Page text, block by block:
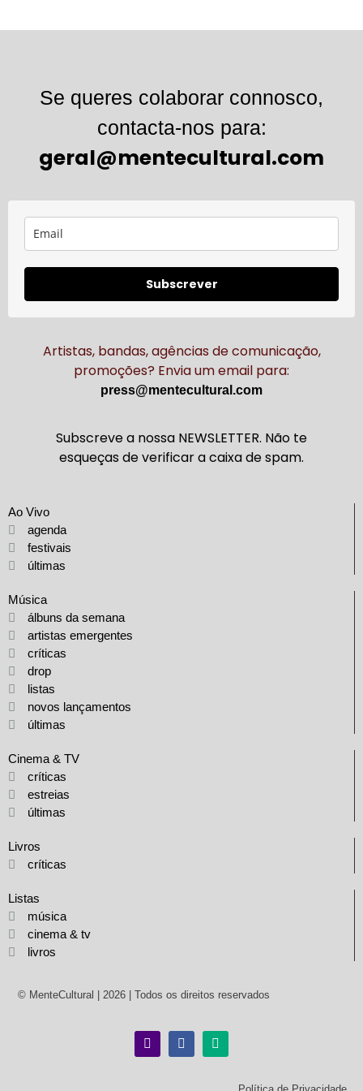
Se queres colaborar connosco,
contacta-nos para:
geral@mentecultural.com
Subscrever
Artistas, bandas, agências de comunicação,
promoções? Envia um email para:
press@mentecultural.com
Subscreve a nossa NEWSLETTER. Não te
esqueças de verificar a caixa de spam.
Ao Vivo
agenda
festivais
últimas
Música
álbuns da semana
artistas emergentes
críticas
drop
listas
novos lançamentos
últimas
Cinema & TV
críticas
estreias
últimas
Livros
críticas
Listas
música
cinema & tv
livros
© MenteCultural | 2026 | Todos os direitos reservados